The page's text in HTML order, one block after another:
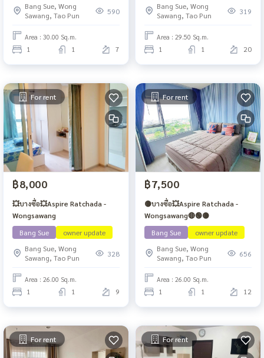
Bang Sue, Wong
Sawang, Tao Pun
590
Area : 30.00 Sq.m.
1 1 7
Bang Sue, Wong
Sawang, Tao Pun
319
Area : 29.50 Sq.m.
1 1 20
For rent
฿8,000
💥บางซื่อ💥Aspire Ratchada -
Wongsawang
Bang Sue
owner update
Bang Sue, Wong
Sawang, Tao Pun
328
Area : 26.00 Sq.m.
1 1 9
For rent
฿7,500
🟡บางซื่อ💥Aspire Ratchada -
Wongsawang🔴🟢🟡
Bang Sue
owner update
Bang Sue, Wong
Sawang, Tao Pun
656
Area : 26.00 Sq.m.
1 1 12
For rent For rent